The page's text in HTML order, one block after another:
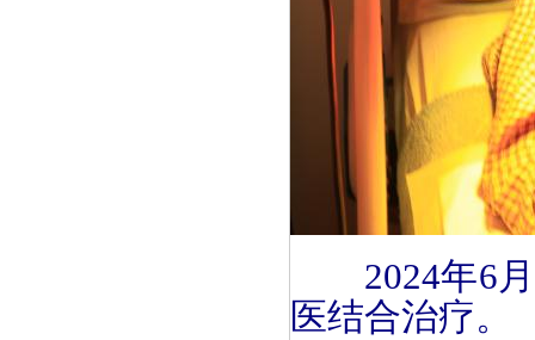
2024年6
医结合治疗。